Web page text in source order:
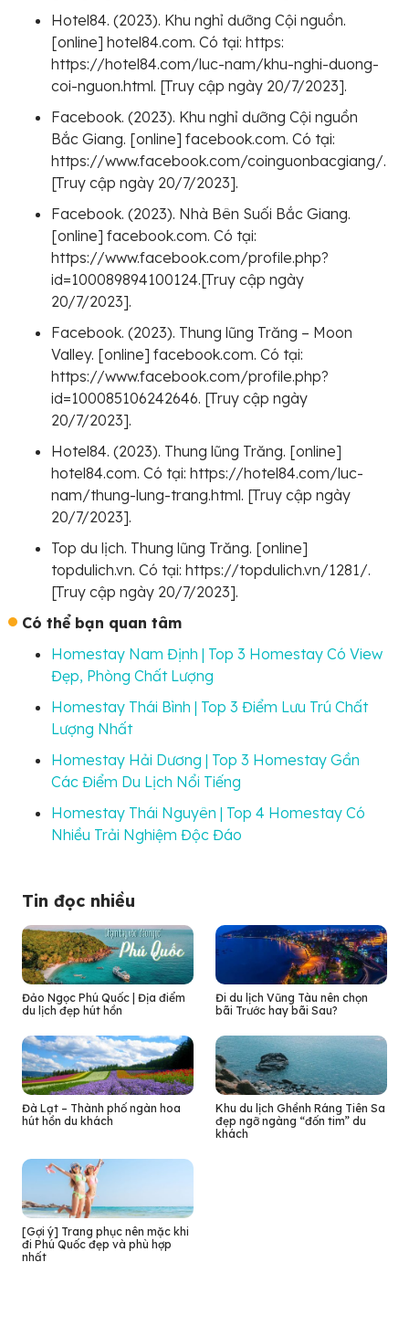
Hotel84. (2023). Khu nghỉ dưỡng Cội nguồn.
[online] hotel84.com. Có tại: https:
https://hotel84.com/luc-nam/khu-nghi-duong-
coi-nguon.html. [Truy cập ngày 20/7/2023].
Facebook. (2023). Khu nghỉ dưỡng Cội nguồn
Bắc Giang. [online] facebook.com. Có tại:
https://www.facebook.com/coinguonbacgiang/.
[Truy cập ngày 20/7/2023].
Facebook. (2023). Nhà Bên Suối Bắc Giang.
[online] facebook.com. Có tại:
https://www.facebook.com/profile.php?
id=100089894100124.[Truy cập ngày
20/7/2023].
Facebook. (2023). Thung lũng Trăng – Moon
Valley. [online] facebook.com. Có tại:
https://www.facebook.com/profile.php?
id=100085106242646. [Truy cập ngày
20/7/2023].
Hotel84. (2023). Thung lũng Trăng. [online]
hotel84.com. Có tại: https://hotel84.com/luc-
nam/thung-lung-trang.html. [Truy cập ngày
20/7/2023].
Top du lịch. Thung lũng Trăng. [online]
topdulich.vn. Có tại: https://topdulich.vn/1281/.
[Truy cập ngày 20/7/2023].
Có thể bạn quan tâm
Homestay Nam Định | Top 3 Homestay Có View
Đẹp, Phòng Chất Lượng
Homestay Thái Bình | Top 3 Điểm Lưu Trú Chất
Lượng Nhất
Homestay Hải Dương | Top 3 Homestay Gần
Các Điểm Du Lịch Nổi Tiếng
Homestay Thái Nguyên | Top 4 Homestay Có
Nhiều Trải Nghiệm Độc Đáo
Tin đọc nhiều
Đảo Ngọc Phú Quốc | Địa điểm
du lịch đẹp hút hồn
Đi du lịch Vũng Tàu nên chọn
bãi Trước hay bãi Sau?
Đà Lạt – Thành phố ngàn hoa
hút hồn du khách
Khu du lịch Ghềnh Ráng Tiên Sa
đẹp ngỡ ngàng “đốn tim” du
khách
[Gợi ý] Trang phục nên mặc khi
đi Phú Quốc đẹp và phù hợp
nhất